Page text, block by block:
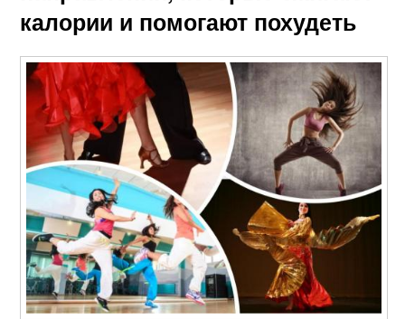
калории и помогают похудеть